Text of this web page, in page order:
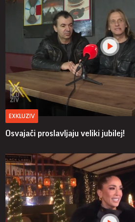
EXKLUZIV
Osvajači proslavljaju veliki jubilej!